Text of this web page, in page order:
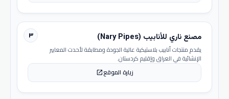
٣ مصنع ناري للأنابيب (Nary Pipes)
يقدم منتجات أنابيب بلاستيكية عالية الجودة ومطابقة لأحدث المعايير
الإنشائية في العراق وإقليم كردستان.
زيارة الموقعopen_in_new